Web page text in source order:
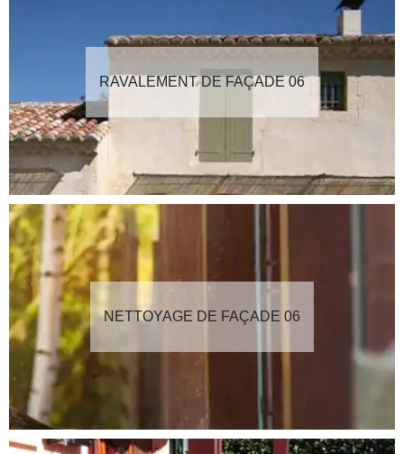
RAVALEMENT DE FAÇADE 06
NETTOYAGE DE FAÇADE 06